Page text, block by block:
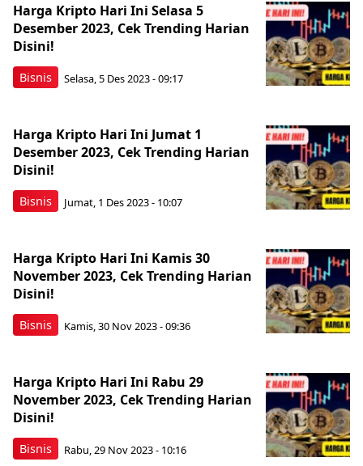
Bisnis
Harga Kripto Hari Ini Selasa 5
Desember 2023, Cek Trending Harian
Disini!
Selasa, 5 Des 2023 - 09:17
Bisnis
Harga Kripto Hari Ini Jumat 1
Desember 2023, Cek Trending Harian
Disini!
Jumat, 1 Des 2023 - 10:07
Bisnis
Harga Kripto Hari Ini Kamis 30
November 2023, Cek Trending Harian
Disini!
Kamis, 30 Nov 2023 - 09:36
Bisnis
Harga Kripto Hari Ini Rabu 29
November 2023, Cek Trending Harian
Disini!
Rabu, 29 Nov 2023 - 10:16